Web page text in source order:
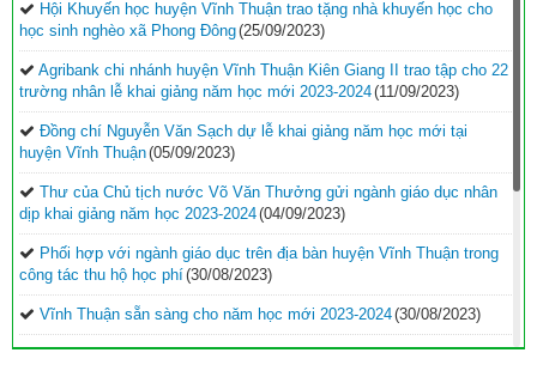
Hội Khuyến học huyện Vĩnh Thuận trao tặng nhà khuyến học cho
học sinh nghèo xã Phong Đông(25/09/2023)
Agribank chi nhánh huyện Vĩnh Thuận Kiên Giang II trao tập cho 22
trường nhân lễ khai giảng năm học mới 2023-2024(11/09/2023)
Đồng chí Nguyễn Văn Sạch dự lễ khai giảng năm học mới tại
huyện Vĩnh Thuận(05/09/2023)
Thư của Chủ tịch nước Võ Văn Thưởng gửi ngành giáo dục nhân
dịp khai giảng năm học 2023-2024(04/09/2023)
Phối hợp với ngành giáo dục trên địa bàn huyện Vĩnh Thuận trong
công tác thu hộ học phí(30/08/2023)
Vĩnh Thuận sẵn sàng cho năm học mới 2023-2024(30/08/2023)
Tổng kết năm học 2022-2023 và triển khai phương hướng, nhiệm